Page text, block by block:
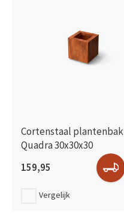
Cortenstaal plantenbak
Quadra 30x30x30
159,95
Vergelijk